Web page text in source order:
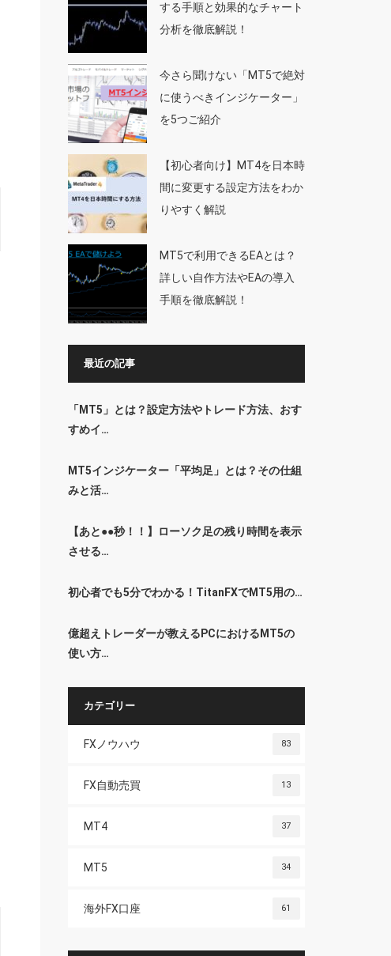
する手順と効果的なチャート
分析を徹底解説！
今さら聞けない「MT5で絶対
に使うべきインジケーター」
を5つご紹介
【初心者向け】MT4を日本時
間に変更する設定方法をわか
りやすく解説
MT5で利用できるEAとは？
詳しい自作方法やEAの導入
手順を徹底解説！
最近の記事
「MT5」とは？設定方法やトレード方法、おす
すめイ…
MT5インジケーター「平均足」とは？その仕組
みと活…
【あと●●秒！！】ローソク足の残り時間を表示
させる…
初心者でも5分でわかる！TitanFXでMT5用の…
億超えトレーダーが教えるPCにおけるMT5の
使い方…
カテゴリー
FXノウハウ 83
FX自動売買 13
MT4 37
MT5 34
海外FX口座 61